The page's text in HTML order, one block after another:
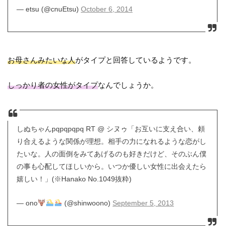
— etsu (@cnuEtsu) October 6, 2014
お母さんみたいな人がタイプと回答しているようです。
しっかり者の女性がタイプなんでしょうか。
しぬちゃんpqpqpqpq RT @ シヌゥ「お互いに支え合い、頼
り合えるような関係が理想。相手の力になれるような恋がし
たいな。人の面倒をみてあげるのも好きだけど、そのぶん僕
の事も心配してほしいから。いつか優しい女性に出会えたら
嬉しい！」(※Hanako No.1049抜粋)
— ono (@shinwoono) September 5, 2013